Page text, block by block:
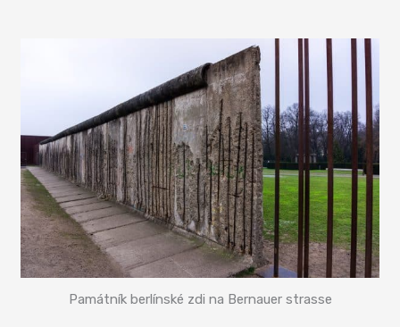
Památník berlínské zdi na Bernauer strasse